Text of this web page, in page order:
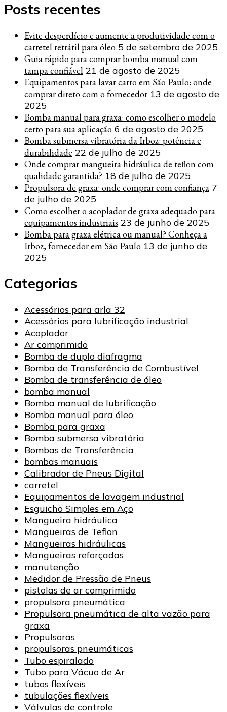
Posts recentes
Evite desperdício e aumente a produtividade com o
carretel retrátil para óleo 5 de setembro de 2025
Guia rápido para comprar bomba manual com
tampa confiável 21 de agosto de 2025
Equipamentos para lavar carro em São Paulo: onde
comprar direto com o fornecedor 13 de agosto de
2025
Bomba manual para graxa: como escolher o modelo
certo para sua aplicação 6 de agosto de 2025
Bomba submersa vibratória da Irboz: potência e
durabilidade 22 de julho de 2025
Onde comprar mangueira hidráulica de teflon com
qualidade garantida? 18 de julho de 2025
Propulsora de graxa: onde comprar com confiança 7
de julho de 2025
Como escolher o acoplador de graxa adequado para
equipamentos industriais 23 de junho de 2025
Bomba para graxa elétrica ou manual? Conheça a
Irboz, fornecedor em São Paulo 13 de junho de
2025
Categorias
Acessórios para arla 32
Acessórios para lubrificação industrial
Acoplador
Ar comprimido
Bomba de duplo diafragma
Bomba de Transferência de Combustível
Bomba de transferência de óleo
bomba manual
Bomba manual de lubrificação
Bomba manual para óleo
Bomba para graxa
Bomba submersa vibratória
Bombas de Transferência
bombas manuais
Calibrador de Pneus Digital
carretel
Equipamentos de lavagem industrial
Esguicho Simples em Aço
Mangueira hidráulica
Mangueiras de Teflon
Mangueiras hidráulicas
Mangueiras reforçadas
manutenção
Medidor de Pressão de Pneus
pistolas de ar comprimido
propulsora pneumática
Propulsora pneumática de alta vazão para
graxa
Propulsoras
propulsoras pneumáticas
Tubo espiralado
Tubo para Vácuo de Ar
tubos flexíveis
tubulações flexíveis
Válvulas de controle